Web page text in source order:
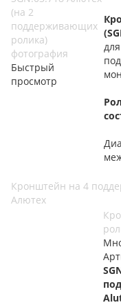
Быстрый
просмотр
Кронштейн на 4
Алютех